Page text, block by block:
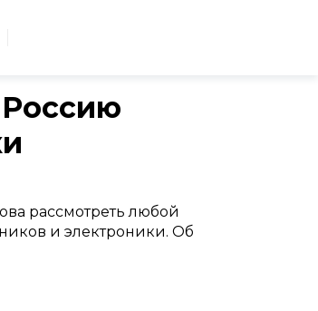
Россию
рассмотреть любой
и электроники. Об